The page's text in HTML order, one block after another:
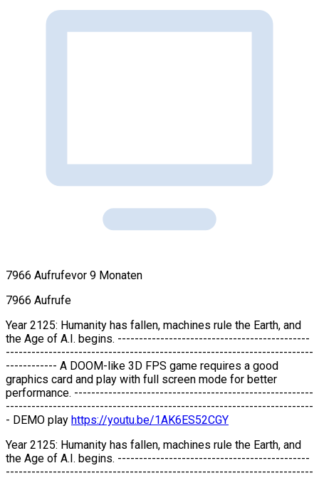
7966 Aufrufevor 9 Monaten
7966 Aufrufe
Year 2125: Humanity has fallen, machines rule the Earth, and
the Age of A.I. begins. ---------------------------------------------
------------------------------------------------------------------------
------------ A DOOM-like 3D FPS game requires a good
graphics card and play with full screen mode for better
performance. --------------------------------------------------------
------------------------------------------------------------------------
- DEMO play https://youtu.be/1AK6ES52CGY
Year 2125: Humanity has fallen, machines rule the Earth, and
the Age of A.I. begins. ---------------------------------------------
------------------------------------------------------------------------